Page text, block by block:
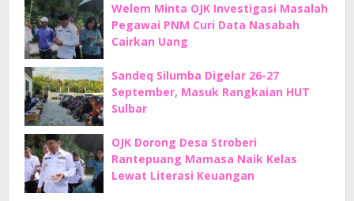
Welem Minta OJK Investigasi Masalah
Pegawai PNM Curi Data Nasabah
Cairkan Uang
Sandeq Silumba Digelar 26-27
September, Masuk Rangkaian HUT
Sulbar
OJK Dorong Desa Stroberi
Rantepuang Mamasa Naik Kelas
Lewat Literasi Keuangan